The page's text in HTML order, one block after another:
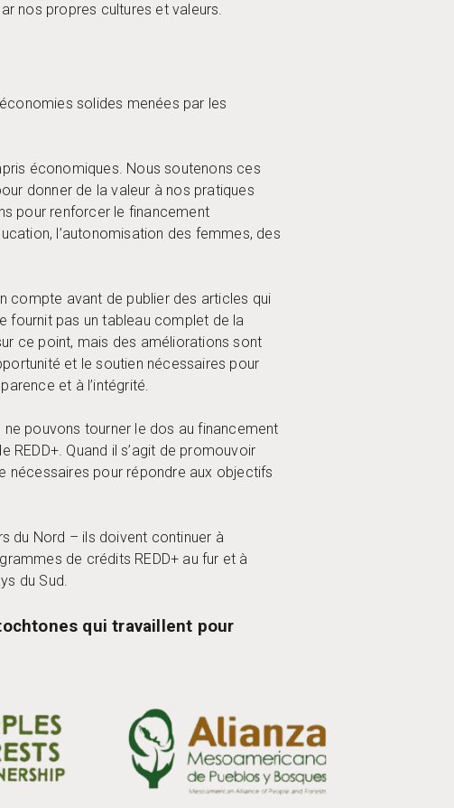
nos propres cultures et valeurs.
solides menées par les
économiques. Nous soutenons ces
donner de la valeur à nos pratiques
pour renforcer le financement
l’autonomisation des femmes, des
compte avant de publier des articles qui
fournit pas un tableau complet de la
ce point, mais des améliorations sont
et le soutien nécessaires pour
et à l’intégrité.
pouvons tourner le dos au financement
Quand il s’agit de promouvoir
nécessaires pour répondre aux objectifs
du Nord – ils doivent continuer à
de crédits REDD+ au fur et à
du Sud.
qui travaillent pour